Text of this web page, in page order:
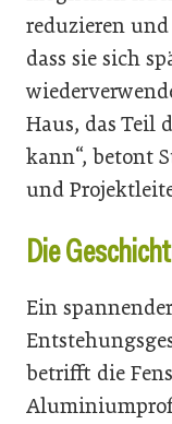
reduzieren
dass sie sich
Haus, das Teil
kann“, betont
und
Die
Ein
betrifft die